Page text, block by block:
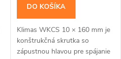
DO KOŠÍKA
Klimas WKCS 10 × 160 mm je
konštrukčná skrutka so
zápustnou hlavou pre spájanie